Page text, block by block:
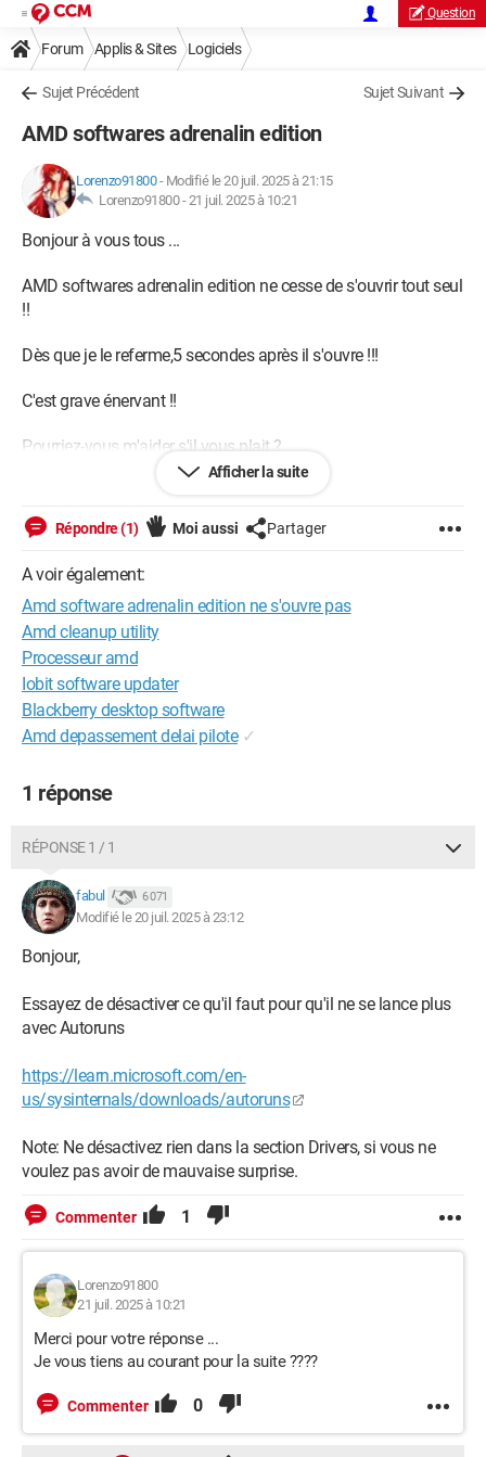
Question
Forum Applis & Sites Logiciels
Sujet Précédent Sujet Suivant
AMD softwares adrenalin edition
Lorenzo91800- Modifié le 20 juil. 2025 à 21:15
Lorenzo91800 -21 juil. 2025 à 10:21
Bonjour à vous tous ...
AMD softwares adrenalin edition ne cesse de s'ouvrir tout seul
!!
Dès que je le referme,5 secondes après il s'ouvre !!!
C'est grave énervant !!
Pourriez-vous m'aider s'il vous plait ?
Windows / Edge 138.0.0.0
Afficher la suite
Répondre (1) Moi aussi Partager
A voir également:
Amd software adrenalin edition ne s'ouvre pas
Amd cleanup utility
Processeur amd
Iobit software updater
Blackberry desktop software
Amd depassement delai pilote ✓
1 réponse
RÉPONSE 1 / 1
fabul 6 071
Modifié le 20 juil. 2025 à 23:12
Bonjour,
Essayez de désactiver ce qu'il faut pour qu'il ne se lance plus
avec Autoruns
https://learn.microsoft.com/en-
us/sysinternals/downloads/autoruns
Note: Ne désactivez rien dans la section Drivers, si vous ne
voulez pas avoir de mauvaise surprise.
Commenter 1
Lorenzo91800
21 juil. 2025 à 10:21
Merci pour votre réponse ...
Je vous tiens au courant pour la suite ????
Commenter 0